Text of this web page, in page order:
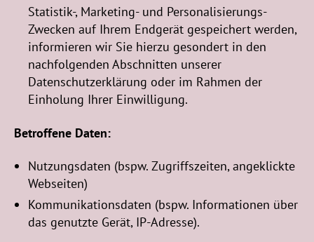
Statistik-, Marketing- und Personalisierungs-
Zwecken auf Ihrem Endgerät gespeichert werden,
informieren wir Sie hierzu gesondert in den
nachfolgenden Abschnitten unserer
Datenschutzerklärung oder im Rahmen der
Einholung Ihrer Einwilligung.
Betroffene Daten:
Nutzungsdaten (bspw. Zugriffszeiten, angeklickte
Webseiten)
Kommunikationsdaten (bspw. Informationen über
das genutzte Gerät, IP-Adresse).